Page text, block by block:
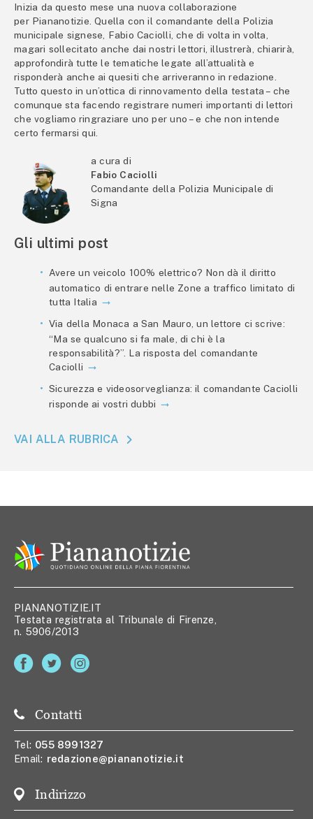
Inizia da questo mese una nuova collaborazione
per Piananotizie. Quella con il comandante della Polizia
municipale signese, Fabio Caciolli, che di volta in volta,
magari sollecitato anche dai nostri lettori, illustrerà, chiarirà,
approfondirà tutte le tematiche legate all’attualità e
risponderà anche ai quesiti che arriveranno in redazione.
Tutto questo in un’ottica di rinnovamento della testata – che
comunque sta facendo registrare numeri importanti di lettori
che vogliamo ringraziare uno per uno – e che non intende
certo fermarsi qui.
a cura di
Fabio Caciolli
Comandante della Polizia Municipale di
Signa
Gli ultimi post
Avere un veicolo 100% elettrico? Non dà il diritto
automatico di entrare nelle Zone a traffico limitato di
tutta Italia
Via della Monaca a San Mauro, un lettore ci scrive:
“Ma se qualcuno si fa male, di chi è la
responsabilità?”. La risposta del comandante
Caciolli
Sicurezza e videosorveglianza: il comandante Caciolli
risponde ai vostri dubbi
VAI ALLA RUBRICA
PIANANOTIZIE.IT
Testata registrata al Tribunale di Firenze,
n. 5906/2013
Contatti
Tel: 055 8991327
Email: redazione@piananotizie.it
Indirizzo